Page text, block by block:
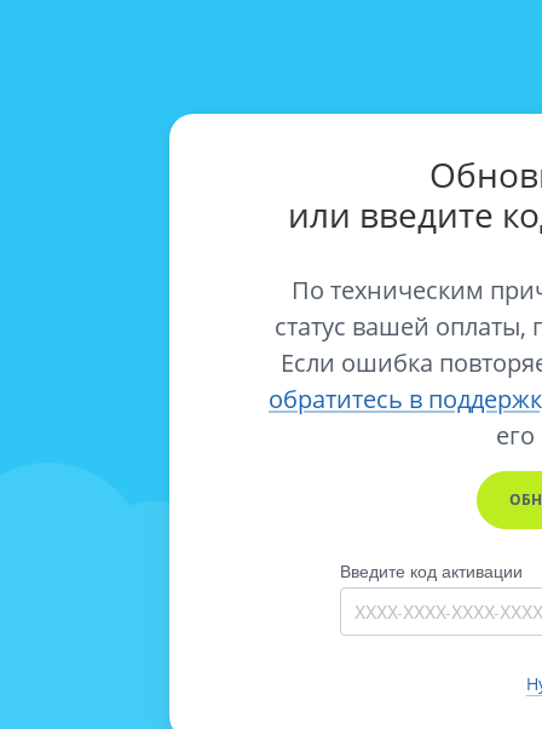
или введите
По техническим
статус вашей оплаты,
Если ошибка
обратитесь в
его
Введите код активации